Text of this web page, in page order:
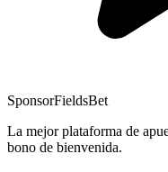
SponsorFieldsBet
La mejor plataforma de
bono de bienvenida.